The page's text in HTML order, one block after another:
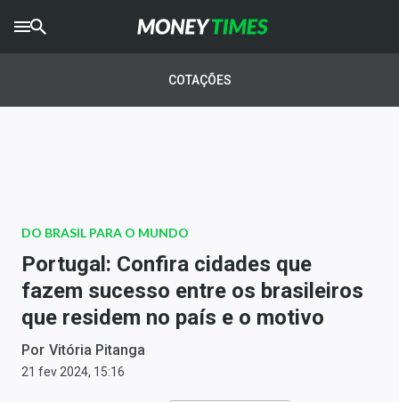
AGROTIMES
Newsletters
Money Trader
Anuncie
Últimas Notícias
COTAÇÕES
DO BRASIL PARA O MUNDO
Portugal: Confira cidades que
fazem sucesso entre os brasileiros
que residem no país e o motivo
Por Vitória Pitanga
21 fev 2024, 15:16